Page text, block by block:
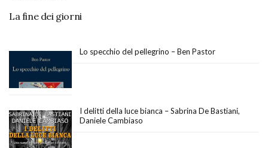
La fine dei giorni
Lo specchio del pellegrino – Ben Pastor
I delitti della luce bianca – Sabrina De Bastiani,
Daniele Cambiaso